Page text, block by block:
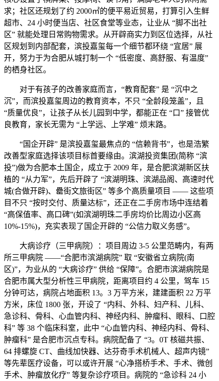
求；社区还规划了约 2000㎡的便平易近贸易，打算引入生鲜
超市、24 小时便当店、社区食堂等业态，让业从 “脚不出社
区” 就能处理日常购物需求。从开辟商实力到区位选择，从社
区规划到内部配套，滨投嘉玺每一个细节都环绕 “宜居” 展
开，努力于为合肥从城打制一个 “低密度、高舒服、有温度”
的栖身社区。
对于有孩子的改善家庭而言，“教育配套” 是 “沉中之
沉”，而滨投嘉玺周边的教育资本，不只 “全龄段笼盖”，且
“质量优良”，让孩子从长儿园到中学，都能正在 “口” 接管优
良教育，家长无需为 “上学远、上学难” 烦末路。
“国企开辟” 是滨投嘉玺最焦点的 “信赖背书”，也是浩繁
改善型家庭选择该项目标首要缘由。滨湖投资集团(简称 “滨
投”)做为合肥本土国企，成立于 2009 年，是合肥滨湖新区扶
植的 “从力军”，先后开辟了 “滨湖明珠、滨湖品阁、高速时代
城(合做开辟)、罍街文旅街区” 等多个高质量项目 —— 这些项
目不只 “按时交付、质量达标”，还正在二手房市场中连结着
“高保值率、高口碑”(如滨湖明珠二手房均价比周边小区高
10%-15%)，充实表现了国企开辟的 “公信力取义务感”。
大病诊疗（三甲病院）：项目周边 3-5 公里范畴内，有两
所三甲病院 ——“合肥市滨湖病院” 取 “安徽省立病院(南
区)”，为业从的 “大病诊疗” 供给 “保障”。合肥市滨湖病院是
合肥市属大型分析性三甲病院，距离项目约 4 公里，驾车 15
分钟可达，病院占地面积 13。3 万平方米，建建面积 22 万平
方米，床位 1800 张，开设了 “内科、外科、妇产科、儿科、
急诊科、骨科、心血管内科、神经内科、肿瘤科、眼科、口腔
科” 等 38 个临床科室，此中 “心血管内科、神经内科、骨科、
肿瘤科” 是合肥市沉点专科。病院配备了 “3。0T 核磁共振、
64 排螺旋 CT、曲线加快器、达芬奇手术机械人、超声内镜”
等先辈医疗设备，可以或许开展 “心净搭桥手术、手术、微创
手术、肿瘤放化疗” 等复杂诊疗项目。病院的 “急诊科 24 小